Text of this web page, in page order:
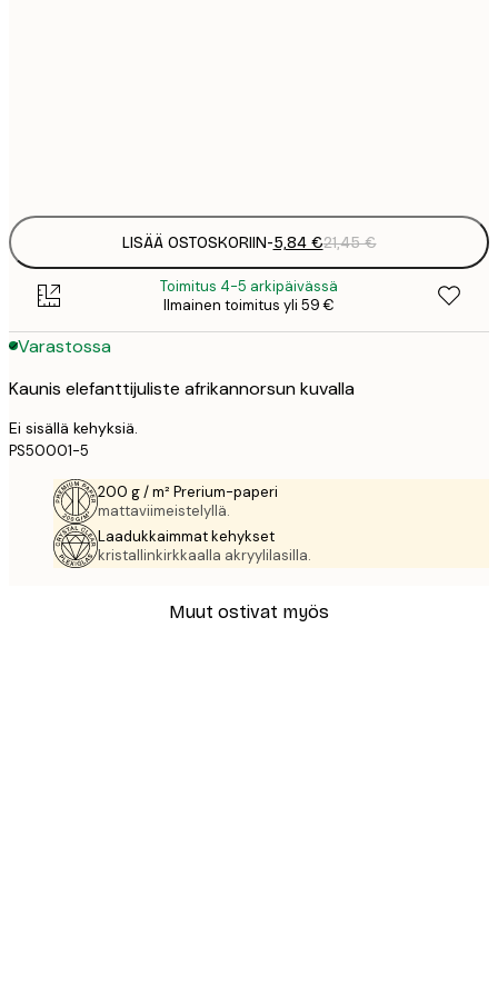
LISÄÄ OSTOSKORIIN-5,84 €21,45 €
Toimitus 4-5 arkipäivässä
Ilmainen toimitus yli 59 €
Varastossa
Kaunis elefanttijuliste afrikannorsun kuvalla
Ei sisällä kehyksiä.
PS50001-5
200 g / m² Prerium-paperi
mattaviimeistelyllä.
Laadukkaimmat kehykset
kristallinkirkkaalla akryylilasilla.
Muut ostivat myös